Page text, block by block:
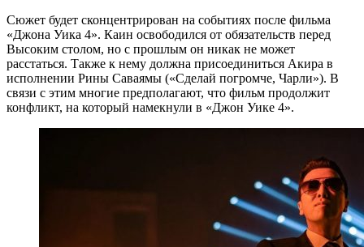
Сюжет будет сконцентрирован на событиях после фильма
«Джона Уика 4». Каин освободился от обязательств перед
Высоким столом, но с прошлым он никак не может
расстаться. Также к нему должна присоединиться Акира в
исполнении Рины Саваямы («Сделай погромче, Чарли»). В
связи с этим многие предполагают, что фильм продолжит
конфликт, на который намекнули в «Джон Уике 4».